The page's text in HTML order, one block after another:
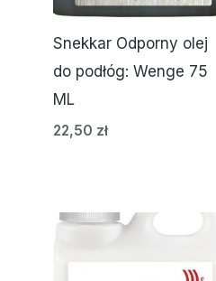
Snekkar Odporny olej
do podłóg: Wenge 75
ML
22,50 zł